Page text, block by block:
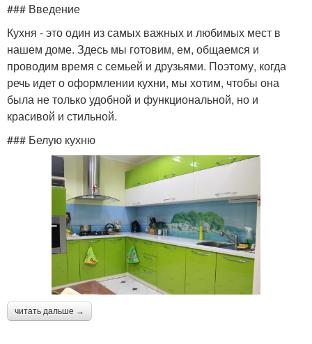
### Введение
Кухня - это один из самых важных и любимых мест в
нашем доме. Здесь мы готовим, ем, общаемся и
проводим время с семьей и друзьями. Поэтому, когда
речь идет о оформлении кухни, мы хотим, чтобы она
была не только удобной и функциональной, но и
красивой и стильной.
### Белую кухню
читать дальше →